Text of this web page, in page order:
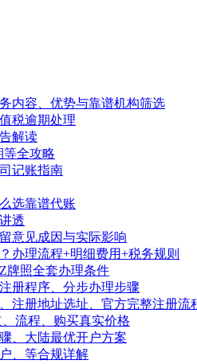
内容、优势与靠谱机构筛选
税逾期处理
解读
等全攻略
记账指南
选靠谱代账
透
意见成因与实际影响
办理流程+明细费用+税务规则
牌照全套办理条件
册程序、分步办理步骤
注册地址选址、官方完整注册流
流程、购买真实价格
、大陆最优开户方案
、等合规详解